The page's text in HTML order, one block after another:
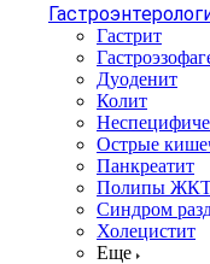
Гастрит
Дуоденит
Колит
Острые
Панкреатит
Полипы
Синдром
Холецистит
Еще